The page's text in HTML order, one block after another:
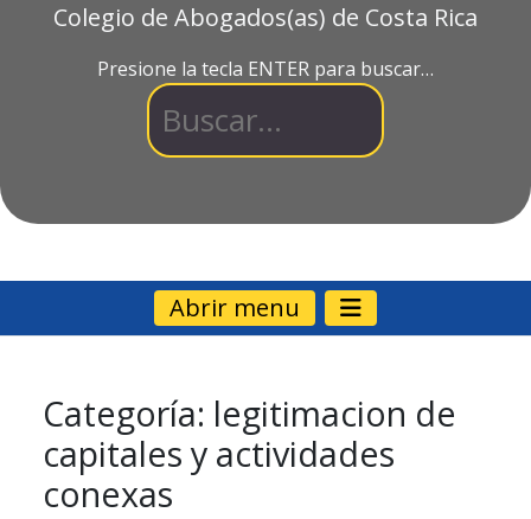
Colegio de Abogados(as) de Costa Rica
Presione la tecla ENTER para buscar…
Abrir menu
Categoría: legitimacion de
capitales y actividades
conexas